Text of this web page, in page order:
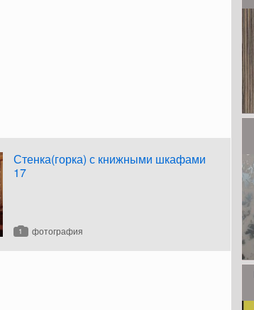
Стенка(горка) с книжными шкафами
17
1 фотография